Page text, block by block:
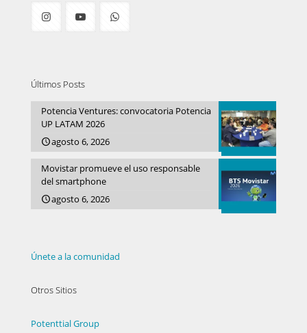
Últimos Posts
Potencia Ventures: convocatoria Potencia
UP LATAM 2026
agosto 6, 2026
Movistar promueve el uso responsable
del smartphone
agosto 6, 2026
Únete a la comunidad
Otros Sitios
Potenttial Group